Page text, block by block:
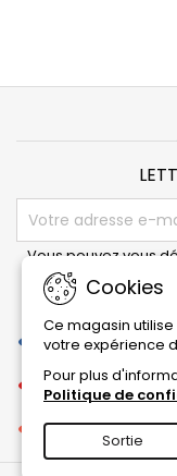
Cookies
Ce magasin
votre expérience
Pour plus
Politique de
Sortie
Vous pouvez vous
pour cela nos